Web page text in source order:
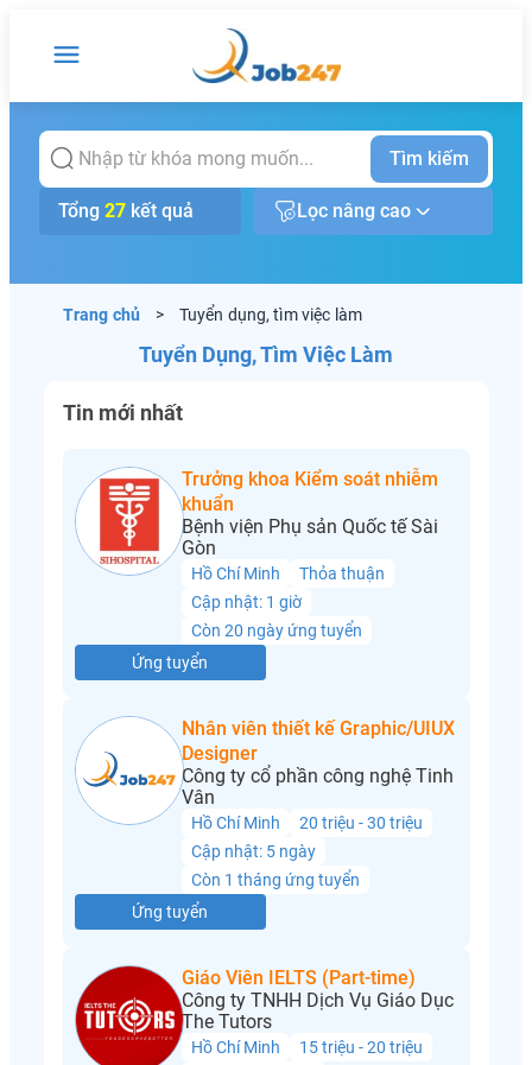
Tìm kiếm
Tổng 27 kết quả Lọc nâng cao
Trang chủ > Tuyển dụng, tìm việc làm
Tuyển Dụng, Tìm Việc Làm
Tin mới nhất
Trưởng khoa Kiểm soát nhiễm
khuẩn
Bệnh viện Phụ sản Quốc tế Sài
Gòn
Hồ Chí Minh
Thỏa thuận
Cập nhật: 1 giờ
Còn 20 ngày ứng tuyển
Ứng tuyển
Nhân viên thiết kế Graphic/UIUX
Designer
Công ty cổ phần công nghệ Tinh
Vân
Hồ Chí Minh
20 triệu - 30 triệu
Cập nhật: 5 ngày
Còn 1 tháng ứng tuyển
Ứng tuyển
Giáo Viên IELTS (Part-time)
Công ty TNHH Dịch Vụ Giáo Dục
The Tutors
Hồ Chí Minh
15 triệu - 20 triệu